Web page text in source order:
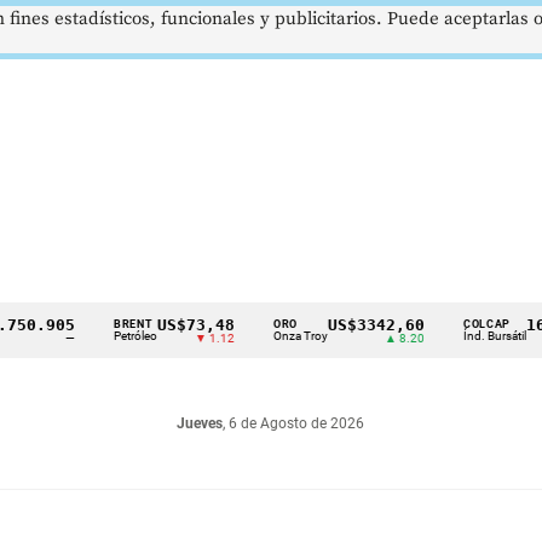
Petróleo
US$73,48
▼ 1.12 Onza Troy
US$3342,60 COLCAP
Índ. Bursátil
Jueves, 6 de Agosto de 2026
estadísticos, funcionales y publicitarios. Puede aceptarlas